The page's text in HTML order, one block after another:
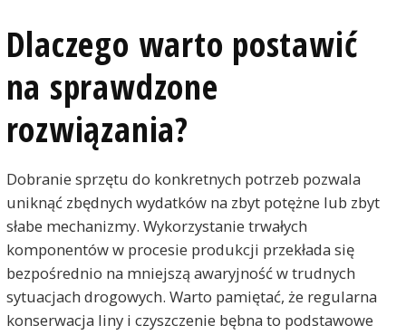
Dlaczego warto postawić
na sprawdzone
rozwiązania?
Dobranie sprzętu do konkretnych potrzeb pozwala
uniknąć zbędnych wydatków na zbyt potężne lub zbyt
słabe mechanizmy. Wykorzystanie trwałych
komponentów w procesie produkcji przekłada się
bezpośrednio na mniejszą awaryjność w trudnych
sytuacjach drogowych. Warto pamiętać, że regularna
konserwacja liny i czyszczenie bębna to podstawowe